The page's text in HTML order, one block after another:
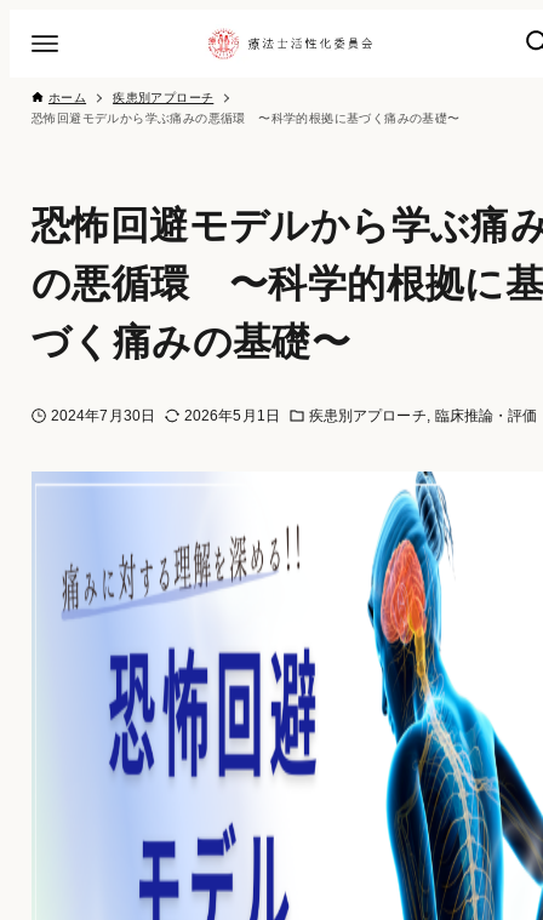
ホーム
疾患別アプローチ
恐怖回避モデルから学ぶ痛みの悪循環 〜科学的根拠に基づく痛みの基礎〜
恐怖回避モデルから学ぶ痛
の悪循環 〜科学的根拠に
づく痛みの基礎〜
2024年7月30日 2026年5月1日 疾患別アプローチ 臨床推論・評価